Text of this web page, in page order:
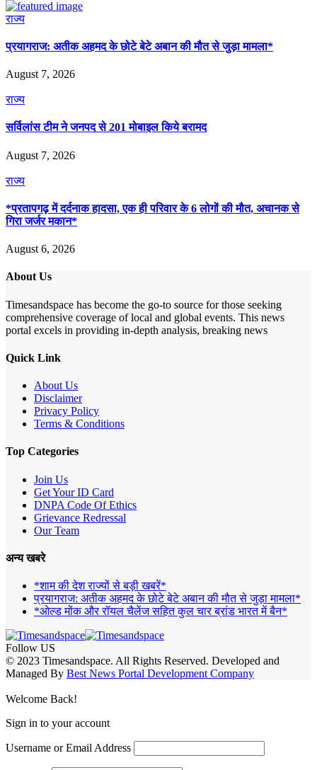
राज्य
प्रयागराज: अतीक अहमद के छोटे बेटे अबान की मौत से जुड़ा मामला*
August 7, 2026
राज्य
सर्विलांस टीम ने जनपद से 201 मोबाइल किये बरामद
August 7, 2026
राज्य
*प्रतापगढ़ में दर्दनाक हादसा, एक ही परिवार के 6 लोगों की मौत, अचानक से
गिरा जर्जर मकान*
August 6, 2026
About Us
Timesandspace has become the go-to source for those seeking
comprehensive coverage of local and global events. This news
portal excels in providing in-depth analysis, breaking news
Quick Link
About Us
Disclaimer
Privacy Policy
Terms & Conditions
Top Categories
Join Us
Get Your ID Card
DNPA Code Of Ethics
Grievance Redressal
Our Team
अन्य खबरे
*शाम की देश राज्यों से बड़ी खबरें*
प्रयागराज: अतीक अहमद के छोटे बेटे अबान की मौत से जुड़ा मामला*
*ओल्ड मोंक और रॉयल चैलेंज सहित कुल चार ब्रांड भारत में बैन*
Follow US
© 2023 Timesandspace. All Rights Reserved. Developed and
Managed By Best News Portal Development Company
Welcome Back!
Sign in to your account
Username or Email Address